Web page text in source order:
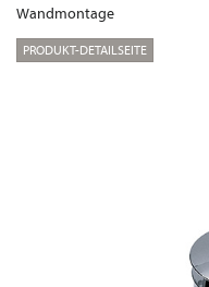
Wandmontage
PRODUKT-DETAILSEITE